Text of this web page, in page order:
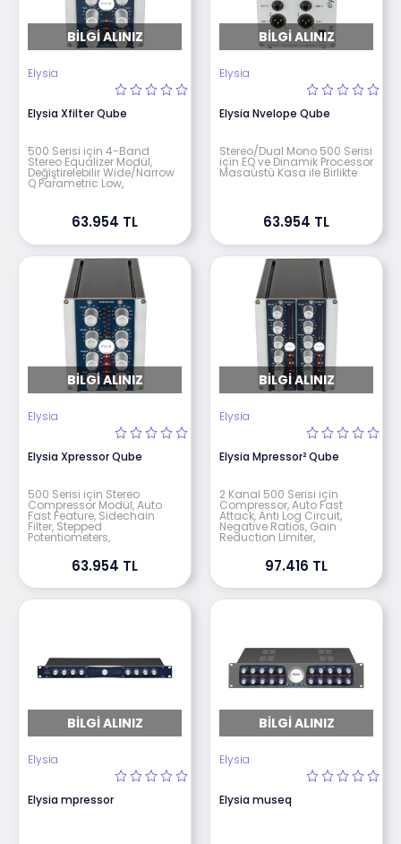
BILGI ALINIZ
Elysia
Elysia Xfilter Qube
500 Serisi için 4-Band
Stereo Equalizer Modül,
Değiştirelebilir Wide/Narrow
Q Parametric Low,
63.954 TL
BILGI ALINIZ
Elysia
Elysia Nvelope Qube
Stereo/Dual Mono 500 Serisi
için EQ ve Dinamik Processor
Masaüstü Kasa ile Birlikte
63.954 TL
BILGI ALINIZ
Elysia
Elysia Xpressor Qube
500 Serisi için Stereo
Compressor Modül, Auto
Fast Feature, Sidechain
Filter, Stepped
Potentiometers,
63.954 TL
BILGI ALINIZ
Elysia
Elysia Mpressor² Qube
2 Kanal 500 Serisi için
Compressor, Auto Fast
Attack, Anti Log Circuit,
Negative Ratios, Gain
Reduction Limiter,
97.416 TL
BILGI ALINIZ
Elysia
Elysia mpressor
BILGI ALINIZ
Elysia
Elysia museq